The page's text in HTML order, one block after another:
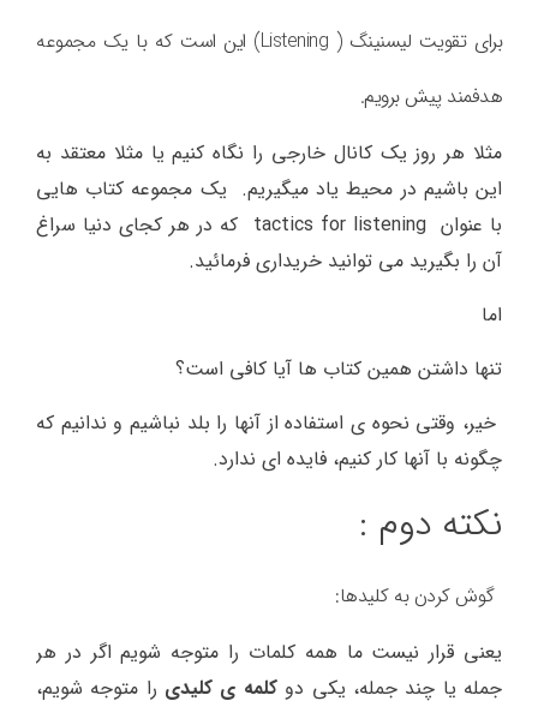
برای تقویت لیسنینگ ( Listening) این است که با یک مجموعه
هدفمند پیش برویم.
مثلا هر روز یک کانال خارجی را نگاه کنیم یا مثلا معتقد به
این باشیم در محیط یاد میگیریم. یک مجموعه کتاب هایی
با عنوان tactics for listening که در هر کجای دنیا سراغ
آن را بگیرید می توانید خریداری فرمائید.
اما
تنها داشتن همین کتاب ها آیا کافی است؟
خیر، وقتی نحوه ی استفاده از آنها را بلد نباشیم و ندانیم که
چگونه با آنها کار کنیم، فایده ای ندارد.
نکته دوم :
گوش کردن به کلیدها:
یعنی قرار نیست ما همه کلمات را متوجه شویم اگر در هر
جمله یا چند جمله، یکی دوکلمه ی کلیدی را متوجه شویم،